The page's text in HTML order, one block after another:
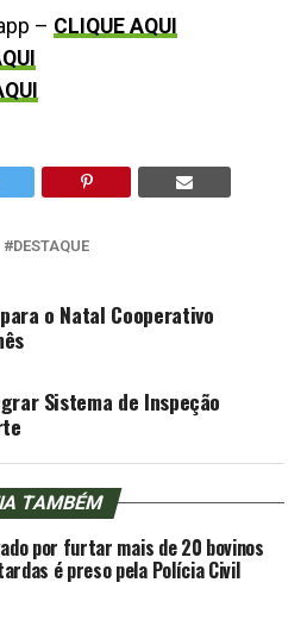
– CLIQUE AQUI
DESTAQUE
o Natal Cooperativo
Sistema de Inspeção
TAMBÉM
por furtar mais de 20 bovinos
é preso pela Polícia Civil